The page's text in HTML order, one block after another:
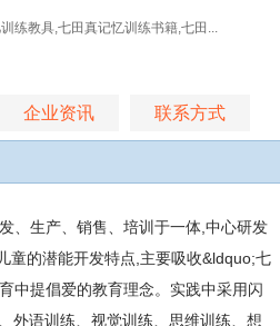
练教具,七田真记忆训练书籍,七田...
企业资讯 联系方式
、生产、销售、培训于一体,中心研发
童的潜能开发特点,主要吸收&ldquo;七
中提倡爱的教育理念。实践中采用闪
外语训练、视觉训练、思维训练、想